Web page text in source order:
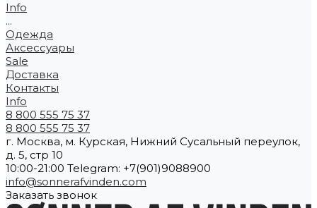
Info
...
Одежда
Аксессуары
Sale
Доставка
Контакты
Info
8 800 555 75 37
8 800 555 75 37
г. Москва, м. Курская, Нижний Сусальный переулок,
д. 5, стр 10
10:00-21:00 Telegram: +7(901)9088900
info@sonnerafvinden.com
Заказать звонок